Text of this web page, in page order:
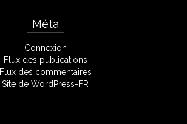
Méta
Connexion
Flux des publications
Flux des commentaires
Site de WordPress-FR